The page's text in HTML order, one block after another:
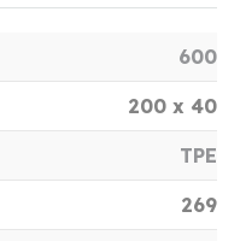
600
200 x 40
TPE
269